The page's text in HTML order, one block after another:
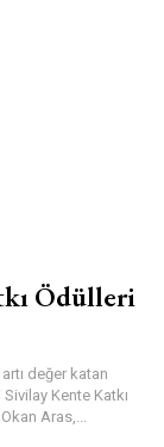
Ödülleri
değer katan
Kente Katkı
Başkanı Okan Aras,...